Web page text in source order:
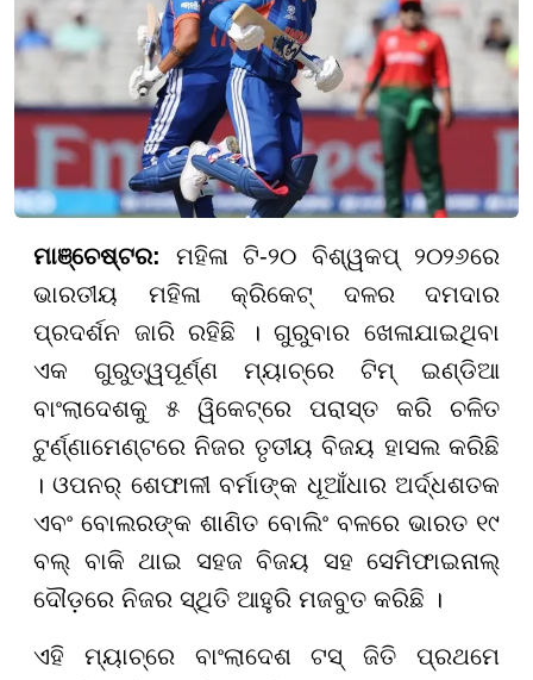
ମାଞ୍ଚେଷ୍ଟର: ମହିଳା ଟି-୨୦ ବିଶ୍ୱକପ୍ ୨୦୨୬ରେ
ଭାରତୀୟ ମହିଳା କ୍ରିକେଟ୍ ଦଳର ଦମଦାର
ପ୍ରଦର୍ଶନ ଜାରି ରହିଛି । ଗୁରୁବାର ଖେଳାଯାଇଥିବା
ଏକ ଗୁରୁତ୍ୱପୂର୍ଣ୍ଣ ମ୍ୟାଚ୍ରେ ଟିମ୍ ଇଣ୍ଡିଆ
ବାଂଲାଦେଶକୁ ୫ ୱିକେଟ୍ରେ ପରାସ୍ତ କରି ଚଳିତ
ଟୁର୍ଣ୍ଣାମେଣ୍ଟରେ ନିଜର ତୃତୀୟ ବିଜୟ ହାସଲ କରିଛି
। ଓପନର୍ ଶେଫାଳୀ ବର୍ମାଙ୍କ ଧୂଆଁଧାର ଅର୍ଦ୍ଧଶତକ
ଏବଂ ବୋଲରଙ୍କ ଶାଣିତ ବୋଲିଂ ବଳରେ ଭାରତ ୧୯
ବଲ୍ ବାକି ଥାଇ ସହଜ ବିଜୟ ସହ ସେମିଫାଇନାଲ୍
ଦୌଡ଼ରେ ନିଜର ସ୍ଥିତି ଆହୁରି ମଜବୁତ କରିଛି ।
ଏହି ମ୍ୟାଚ୍ରେ ବାଂଲାଦେଶ ଟସ୍ ଜିତି ପ୍ରଥମେ